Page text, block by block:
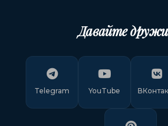
Давайте
Telegram YouTube